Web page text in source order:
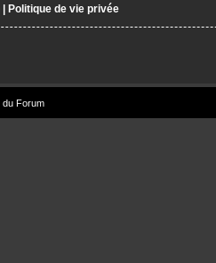
| Politique de vie privée
du Forum